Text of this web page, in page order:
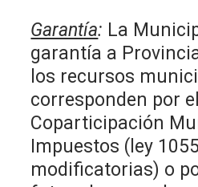
Garantía: La
garantía a
los recursos
corresponden por
Coparticipación
Impuestos (ley
modificatorias) o